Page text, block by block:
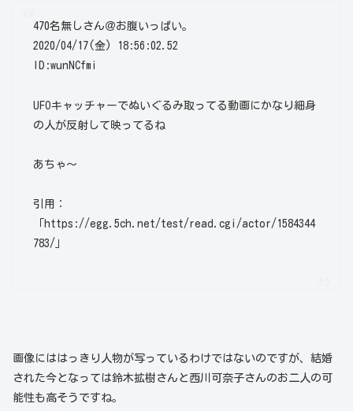
470名無しさん＠お腹いっぱい。
2020/04/17(金) 18:56:02.52
ID:wunNCfmi
UFOキャッチャーでぬいぐるみ取ってる動画にかなり細身
の人が反射して映ってるね
あちゃ～
引用：
「https://egg.5ch.net/test/read.cgi/actor/1584344
783/」
画像にははっきり人物が写っているわけではないのですが、結婚
された今となっては鈴木拡樹さんと西川可奈子さんのお二人の可
能性も高そうですね。